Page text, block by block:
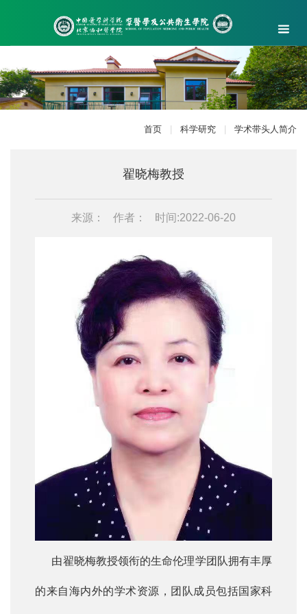
首页 科学研究 学术带头人简介
翟晓梅教授
来源： 作者： 时间:2022-06-20
由翟晓梅教授领衔的生命伦理学团队拥有丰厚
的来自海内外的学术资源，团队成员包括国家科